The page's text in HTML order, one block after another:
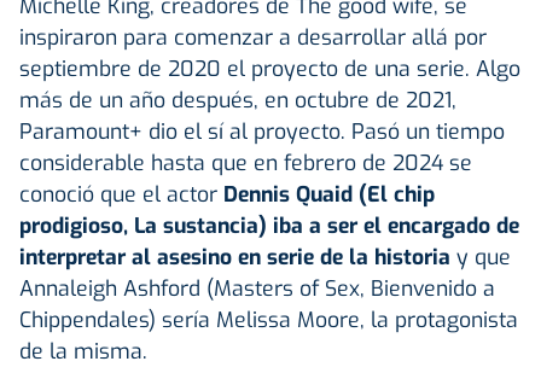
inspiraron para comenzar a desarrollar allá por
septiembre de 2020 el proyecto de una serie. Algo
más de un año después, en octubre de 2021,
Paramount+ dio el sí al proyecto. Pasó un tiempo
considerable hasta que en febrero de 2024 se
conoció que el actor Dennis Quaid (El chip
prodigioso, La sustancia) iba a ser el encargado de
interpretar al asesino en serie de la historia y que
Annaleigh Ashford (Masters of Sex, Bienvenido a
Chippendales) sería Melissa Moore, la protagonista
de la misma.